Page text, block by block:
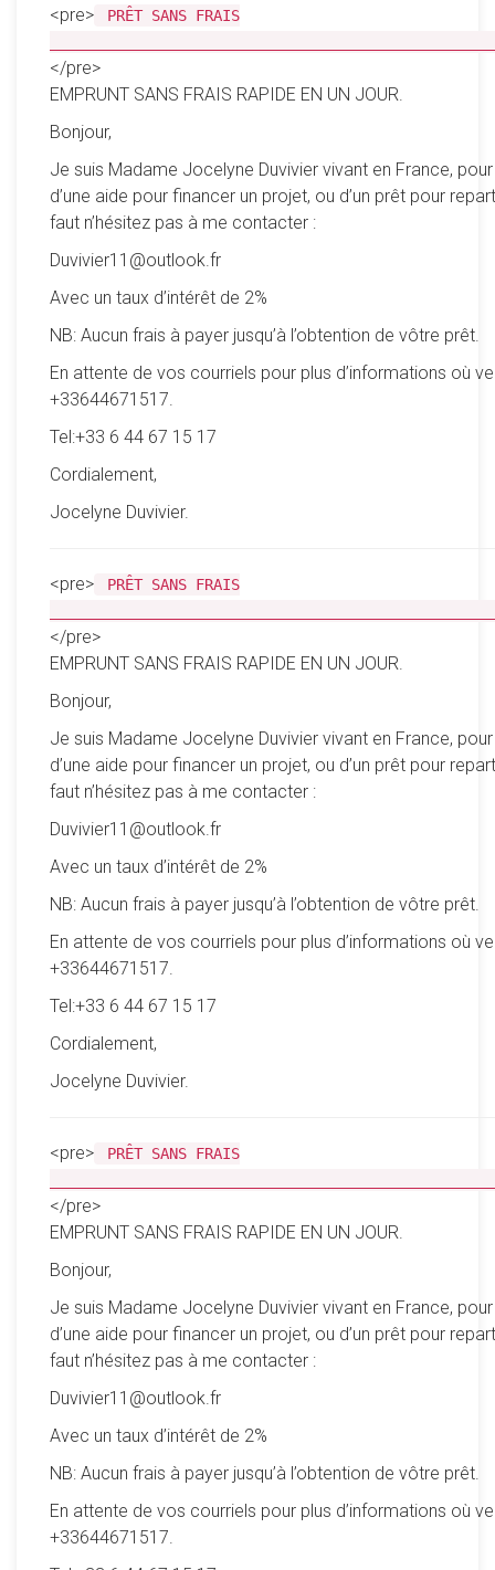
<pre>
PRÊT SANS FRAIS
</pre>
EMPRUNT SANS FRAIS RAPIDE EN UN JOUR.
Bonjour,
Je suis Madame Jocelyne Duvivier vivant en France,
d’une aide pour financer un projet, ou d’un prêt pour
faut n’hésitez pas à me contacter :
Duvivier11@outlook.fr
Avec un taux d’intérêt de 2%
NB: Aucun frais à payer jusqu’à l’obtention de vôtre prêt.
En attente de vos courriels pour plus d’informations où
+33644671517.
Tel:+33 6 44 67 15 17
Cordialement,
Jocelyne Duvivier.
<pre>
PRÊT SANS FRAIS
</pre>
EMPRUNT SANS FRAIS RAPIDE EN UN JOUR.
Bonjour,
Je suis Madame Jocelyne Duvivier vivant en France,
d’une aide pour financer un projet, ou d’un prêt pour
faut n’hésitez pas à me contacter :
Duvivier11@outlook.fr
Avec un taux d’intérêt de 2%
NB: Aucun frais à payer jusqu’à l’obtention de vôtre prêt.
En attente de vos courriels pour plus d’informations où
+33644671517.
Tel:+33 6 44 67 15 17
Cordialement,
Jocelyne Duvivier.
<pre>
PRÊT SANS FRAIS
</pre>
EMPRUNT SANS FRAIS RAPIDE EN UN JOUR.
Bonjour,
Je suis Madame Jocelyne Duvivier vivant en France,
d’une aide pour financer un projet, ou d’un prêt pour
faut n’hésitez pas à me contacter :
Duvivier11@outlook.fr
Avec un taux d’intérêt de 2%
NB: Aucun frais à payer jusqu’à l’obtention de vôtre prêt.
En attente de vos courriels pour plus d’informations où
+33644671517.